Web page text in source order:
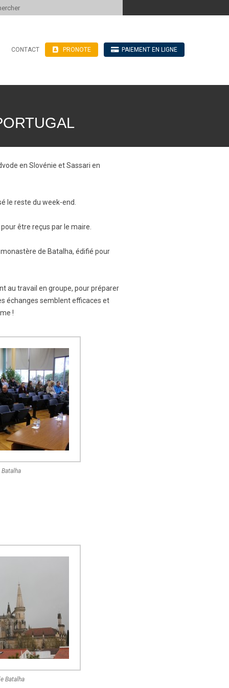
ligne
CONTACT PRONOTE PAIEMENT EN LIGNE
en Slovénie et Sassari en
le reste du week-end.
être reçus par le maire.
de Batalha, édifié pour
au travail en groupe, pour préparer
échanges semblent efficaces et
!
Batalha